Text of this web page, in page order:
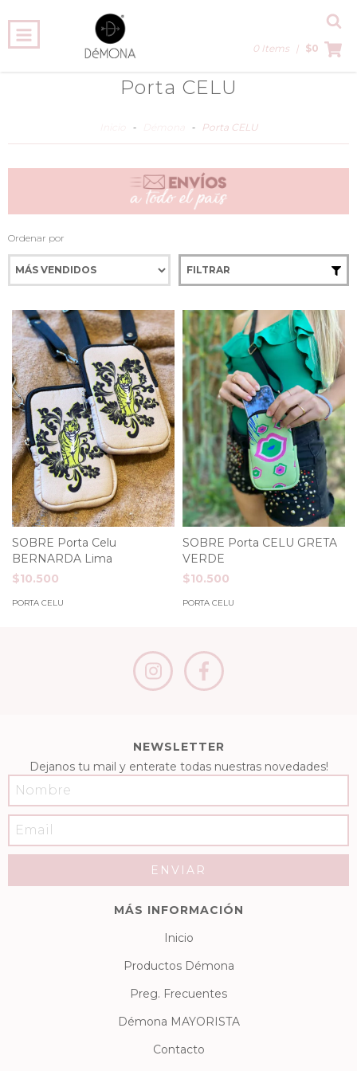
0 Items | $0
Porta CELU
- - Porta CELU
Ordenar por
FILTRAR
SOBRE Porta Celu
BERNARDA Lima
$10.500
PORTA CELU
SOBRE Porta CELU GRETA
VERDE
$10.500
PORTA CELU
NEWSLETTER
Dejanos tu mail y enterate todas nuestras novedades!
MÁS INFORMACIÓN
Inicio
Productos Démona
Preg. Frecuentes
Démona MAYORISTA
Contacto